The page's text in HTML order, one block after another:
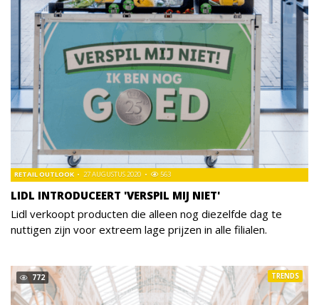
LIDL INTRODUCEERT 'VERSPIL MIJ NIET'
RETAIL OUTLOOK 27 AUGUSTUS 2020 563
Lidl verkoopt producten die alleen nog diezelfde dag te
nuttigen zijn voor extreem lage prijzen in alle filialen.
772 TRENDS